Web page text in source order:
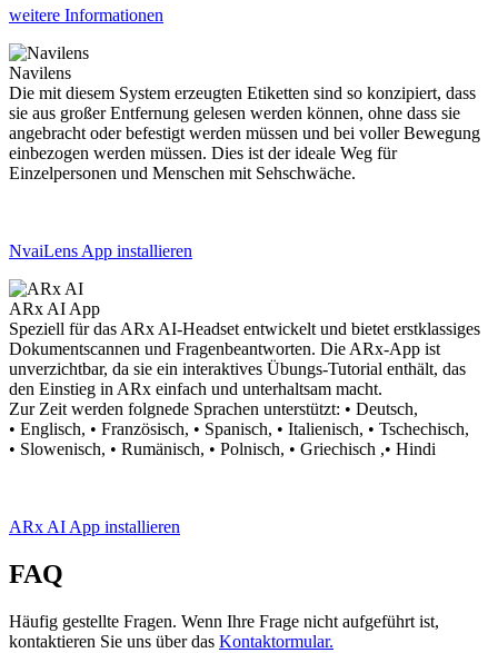
weitere Informationen
Navilens
Die mit diesem System erzeugten Etiketten sind so konzipiert, dass
sie aus großer Entfernung gelesen werden können, ohne dass sie
angebracht oder befestigt werden müssen und bei voller Bewegung
einbezogen werden müssen. Dies ist der ideale Weg für
Einzelpersonen und Menschen mit Sehschwäche.
NvaiLens App installieren
ARx AI App
Speziell für das ARx AI-Headset entwickelt und bietet erstklassiges
Dokumentscannen und Fragenbeantworten. Die ARx-App ist
unverzichtbar, da sie ein interaktives Übungs-Tutorial enthält, das
den Einstieg in ARx einfach und unterhaltsam macht.
Zur Zeit werden folgnede Sprachen unterstützt: • Deutsch,
• Englisch, • Französisch, • Spanisch, • Italienisch, • Tschechisch,
• Slowenisch, • Rumänisch, • Polnisch, • Griechisch ,• Hindi
ARx AI App installieren
FAQ
Häufig gestellte Fragen. Wenn Ihre Frage nicht aufgeführt ist,
kontaktieren Sie uns über das Kontaktormular.